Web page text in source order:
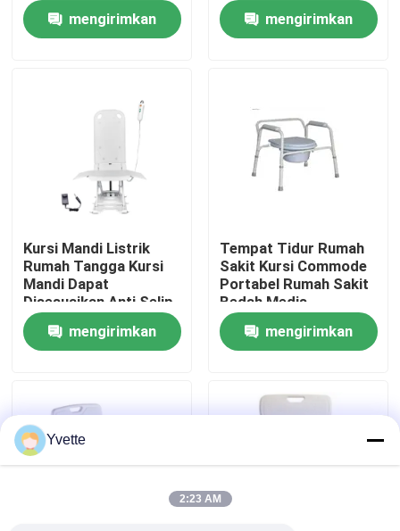
Rumah
Tur Pabrik
Kontrol Kualitas
Hubungi Kami
Berita
Kasus
Tempat Tidur Persalinan di Rumah Sakit
mengirimkan
mengirimkan
Kursi Mandi Listrik
Rumah Tangga Kursi
Mandi Dapat
Disesuaikan Anti Selip
Putih
mengirimkan
Tempat Tidur Rumah
Sakit Kursi Commode
Portabel Rumah Sakit
Bedah Medis
Commode Stool
mengirimkan
Yvette
2:23 AM